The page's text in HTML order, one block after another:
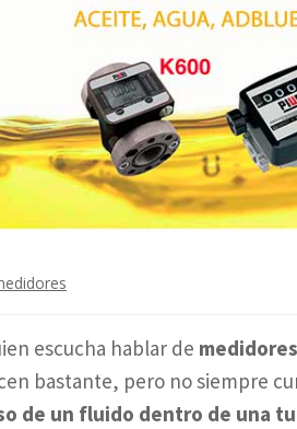
escucha hablar de
bastante, pero no siempre
de un fluido dentro de una